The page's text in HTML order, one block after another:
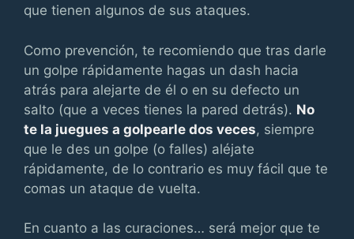
que tienen algunos de sus ataques.
Como prevención, te recomiendo que tras darle
un golpe rápidamente hagas un dash hacia
atrás para alejarte de él o en su defecto un
salto (que a veces tienes la pared detrás). No
te la juegues a golpearle dos veces, siempre
que le des un golpe (o falles) aléjate
rápidamente, de lo contrario es muy fácil que te
comas un ataque de vuelta.
En cuanto a las curaciones… será mejor que te